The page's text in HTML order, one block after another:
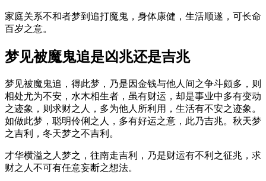
家庭关系不和者梦到追打魔鬼，身体康健，生活顺遂，可长命
百岁之意。
梦见被魔鬼追是凶兆还是吉兆
梦见被魔鬼追，得此梦，乃是因金钱与他人间之争斗颇多，则
相处尤为不安，水木相生者，虽有财运，却是事业中多有变动
之迹象，则求财之人，多为他人所利用，生活有不安之迹象。
如做此梦，聪明伶俐之人，多有好运之意，此乃吉兆。秋天梦
之吉利，冬天梦之不吉利。
才华横溢之人梦之，往南走吉利，乃是财运有不利之征兆，求
财之人不可有任意妄断之想法。